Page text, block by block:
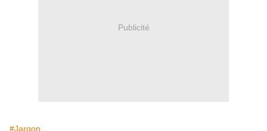
Publicité
#Jargon